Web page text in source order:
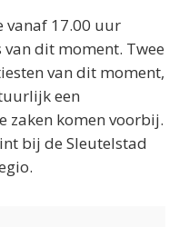
vanaf 17.00 uur
dit moment. Twee
van dit moment,
een
zaken komen voorbij.
bij de Sleutelstad